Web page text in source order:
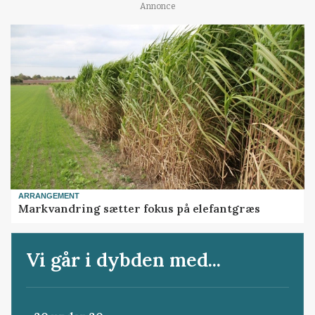
Annonce
ARRANGEMENT
Markvandring sætter fokus på elefantgræs
Vi går i dybden med...